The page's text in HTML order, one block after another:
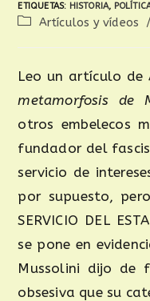
ETIQUETAS: HISTORIA,
Artículos y vídeos /
Leo un artículo
metamorfosis de
otros embelecos
fundador del
servicio de
por supuesto, pero
SERVICIO DEL
se pone en
Mussolini dijo de
obsesiva que su